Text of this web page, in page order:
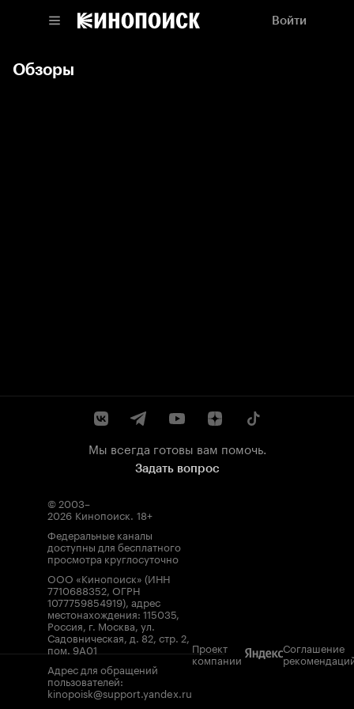
Войти
Обзоры
Мы всегда готовы вам помочь.
Задать вопрос
© 2003–
2026 Кинопоиск. 18+
Федеральные каналы
доступны для бесплатного
просмотра круглосуточно
ООО «Кинопоиск» (ИНН
7710688352, ОГРН
1077759854919), адрес
местонахождения: 115035,
Россия, г. Москва, ул.
Садовническая, д. 82, стр. 2,
пом. 9А01
Адрес для обращений
пользователей:
kinopoisk@support.yandex.ru
Проект
компании
Соглашение